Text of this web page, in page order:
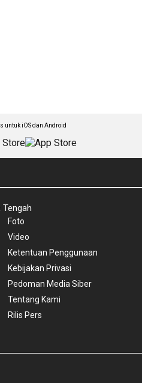
untuk iOS dan Android
Foto
Video
Ketentuan Penggunaan
Kebijakan Privasi
Pedoman Media Siber
Tentang Kami
Rilis Pers